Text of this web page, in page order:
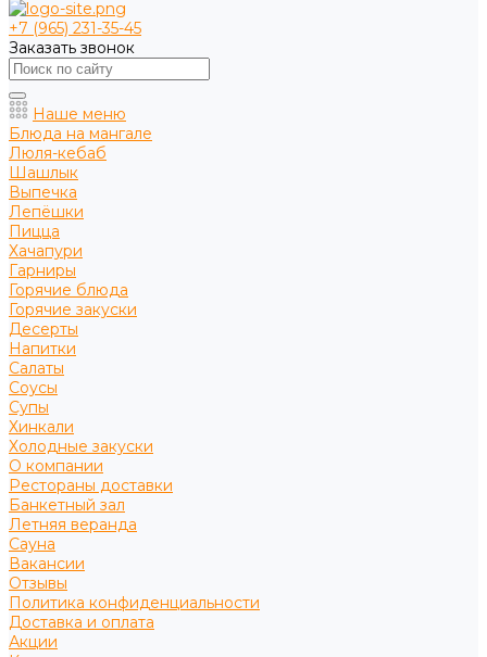
+7 (965) 231-35-45
Заказать звонок
Наше меню
Блюда на мангале
Люля-кебаб
Шашлык
Выпечка
Лепёшки
Пицца
Хачапури
Гарниры
Горячие блюда
Горячие закуски
Десерты
Напитки
Салаты
Соусы
Супы
Хинкали
Холодные закуски
О компании
Рестораны доставки
Банкетный зал
Летняя веранда
Сауна
Вакансии
Отзывы
Политика конфиденциальности
Доставка и оплата
Акции